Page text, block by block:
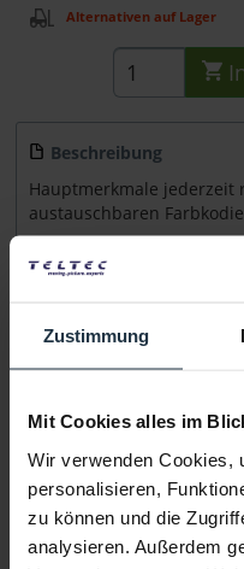
Zustimmung
Mit Cookies alles im
Wir verwenden Cookies,
personalisieren,
zu können und die
analysieren. Außerdem
Alternativen auf Lager
Beschreibung
Hauptmerkmale jederzeit
austauschbaren
Beratung
Infos zu Hersteller &
Folgende Infos zum
Weitere Artikel von